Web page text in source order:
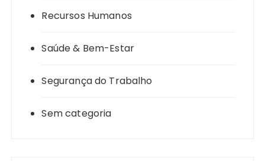
Recursos Humanos
Saúde & Bem-Estar
Segurança do Trabalho
Sem categoria